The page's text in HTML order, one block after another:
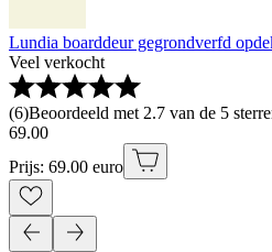
Lundia boarddeur gegrondverfd
Veel verkocht
(6)Beoordeeld met 2.7 van de 5
69.00
Prijs: 69.00 euro